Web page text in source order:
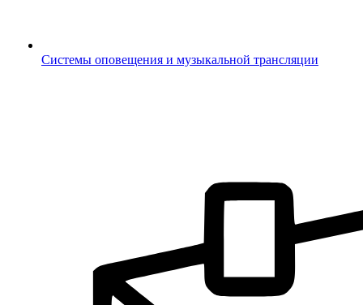
Системы оповещения и музыкальной трансляции